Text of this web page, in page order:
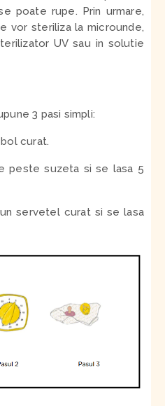
poate rupe. Prin urmare,
vor steriliza la microunde,
UV sau in solutie
3 pasi simpli:
curat.
peste suzeta si se lasa 5
servetel curat si se lasa